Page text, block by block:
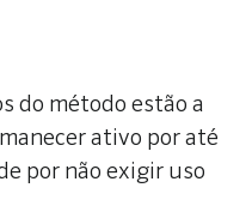
do método estão a
ativo por até
por não exigir uso